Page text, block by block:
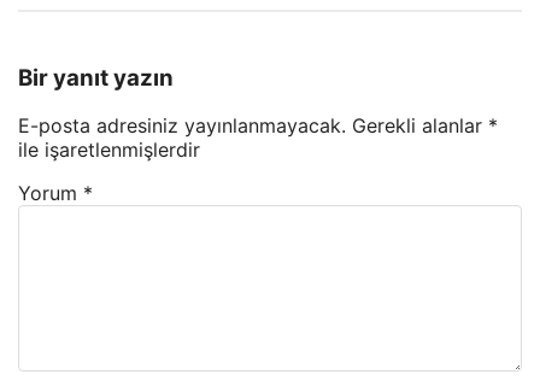
Bir yanıt yazın
E-posta adresiniz yayınlanmayacak. Gerekli alanlar *
ile işaretlenmişlerdir
Yorum *